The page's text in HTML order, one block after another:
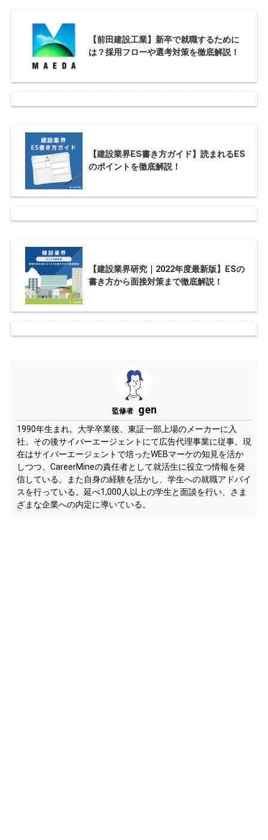
【前田建設工業】新卒で就職するために
は？採用フローや選考対策を徹底解説！
【建設業界ES書き方ガイド】読まれるES
のポイントを徹底解説！
【建設業界研究｜2022年度最新版】ESの
書き方から面接対策まで徹底解説！
監修者 gen
1990年生まれ。大学卒業後、東証一部上場のメーカーに入
社。その後サイバーエージェントにて広告代理事業に従事。現
在はサイバーエージェントで培ったWEBマーケの知見を活か
しつつ、CareerMineの責任者として就活生に役立つ情報を発
信している。また自身の経験を活かし、学生への就職アドバイ
スを行っている。延べ1,000人以上の学生と面談を行い、さま
ざまな企業への内定に導いている。